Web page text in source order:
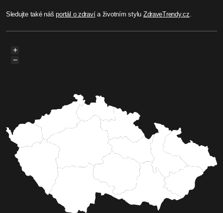
Sledujte také nášportál o zdravía životním stylu ZdraveTrendy.cz.
+
−